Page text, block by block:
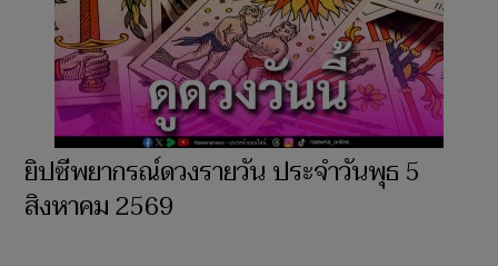
ยิปซีพยากรณ์ดวงรายวัน ประจำวัน​พุธ 5
สิงหาคม 2569